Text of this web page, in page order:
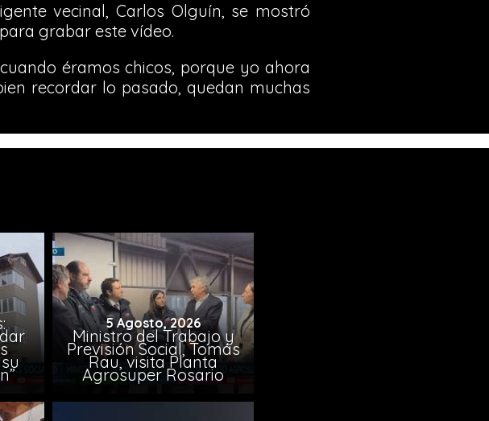
vecinal, Carlos Olguín, se mostró
grabar este vídeo.
éramos chicos, porque yo ahora
recordar lo pasado, quedan muchas
5 Agosto, 2026
Ministro del Trabajo y
Previsión Social, Tomás
Rau, visita Planta
Agrosuper Rosario